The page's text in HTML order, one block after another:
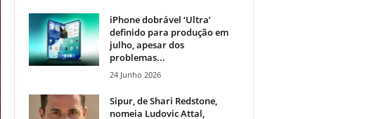
iPhone dobrável ‘Ultra’
definido para produção em
julho, apesar dos
problemas...
24 Junho 2026
Sipur, de Shari Redstone,
nomeia Ludovic Attal,